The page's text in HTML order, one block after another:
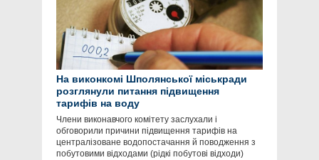
На виконкомі Шполянської міськради
розглянули питання підвищення
тарифів на воду
Члени виконавчого комітету заслухали і
обговорили причини підвищення тарифів на
централізоване водопостачання й поводження з
побутовими відходами (рідкі побутові відходи)